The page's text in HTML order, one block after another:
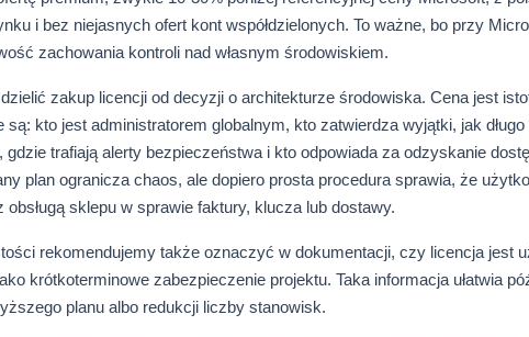
i bez niejasnych ofert kont współdzielonych. To ważne, bo przy
zachowania kontroli nad własnym środowiskiem.
zakup licencji od decyzji o architekturze środowiska. Cena jest
są: kto jest administratorem globalnym, kto zatwierdza wyjątki, jak
gdzie trafiają alerty bezpieczeństwa i kto odpowiada za odzyskanie
plan ogranicza chaos, ale dopiero prosta procedura sprawia, że
obsługą sklepu w sprawie faktury, klucza lub dostawy.
rekomendujemy także oznaczyć w dokumentacji, czy licencja jest
krótkoterminowe zabezpieczenie projektu. Taka informacja ułatwia
planu albo redukcji liczby stanowisk.